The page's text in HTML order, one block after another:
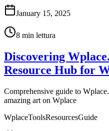
January 15, 2025
8 min lettura
Discovering
Resource Hub for
Comprehensive guide to
amazing art on Wplace
WplaceToolsResourcesGuide